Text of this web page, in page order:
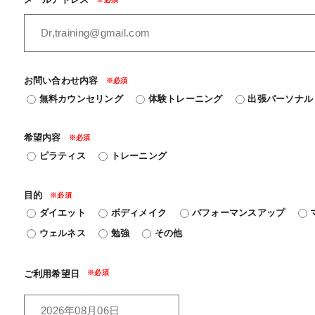
お問い合わせ内容
無料カウンセリング
体験トレーニング 出張パーソナル
希望内容
ピラティス
トレーニング
目的
ダイエット
ボディメイク パフォーマンスアップ
ウェルネス
勉強 その他
ご利用希望日